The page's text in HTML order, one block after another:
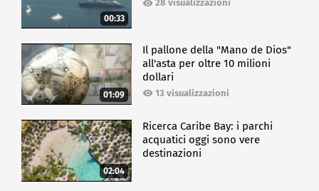
00:33
28 visualizzazioni
01:09
Il pallone della "Mano de Dios"
all'asta per oltre 10 milioni
dollari
13 visualizzazioni
02:04
Ricerca Caribe Bay: i parchi
acquatici oggi sono vere
destinazioni